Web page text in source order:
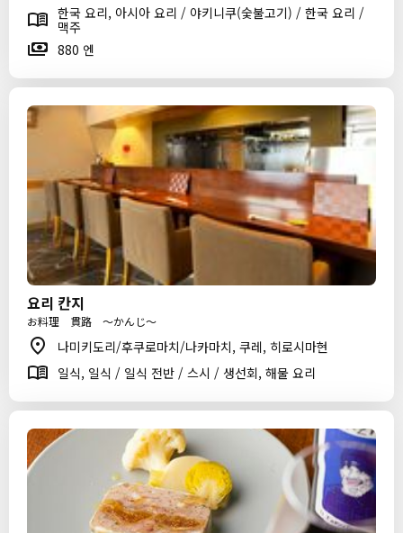
한국 요리, 아시아 요리 / 야키니쿠(숯불고기) / 한국 요리 /
맥주
880 엔
요리 칸지
お料理 貫路 ～かんじ～
나미키도리/후쿠로마치/나카마치, 쿠레, 히로시마현
일식, 일식 / 일식 전반 / 스시 / 생선회, 해물 요리